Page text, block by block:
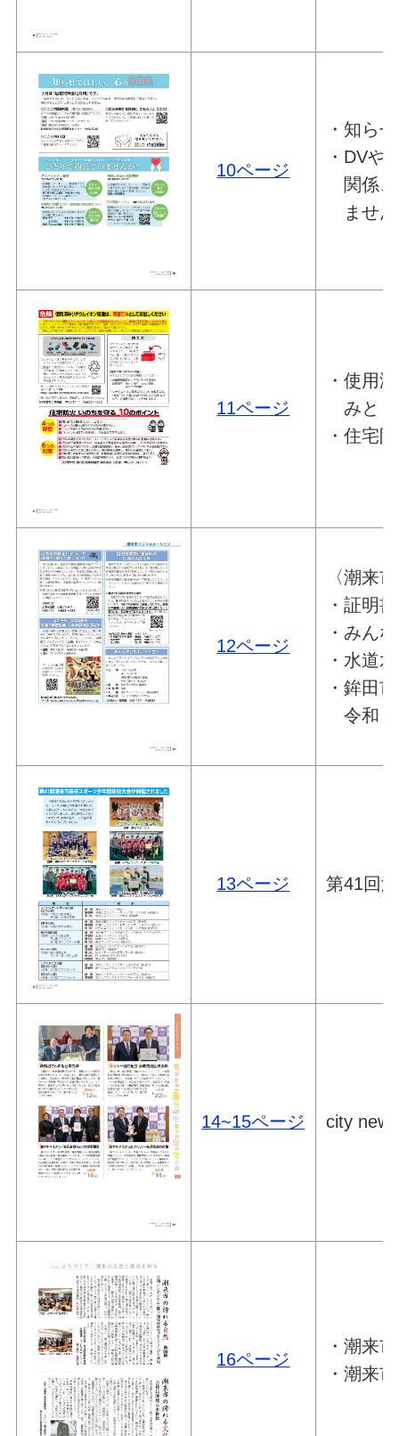
10ページ
・知ら
・DVや
関係、
ません
11ページ
・使⽤
みとし
・住宅
12ページ
〈潮来
・証明
・みん
・水道
・鉾田
令和７
13ページ 第41回
14~15ページ city
16ページ
・潮来
・潮来